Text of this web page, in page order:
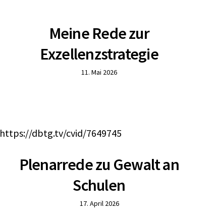
Meine Rede zur
Exzellenzstrategie
11. Mai 2026
https://dbtg.tv/cvid/7649745
Plenarrede zu Gewalt an
Schulen
17. April 2026